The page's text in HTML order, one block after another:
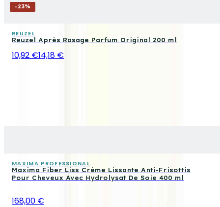
-23%
REUZEL
Reuzel Après Rasage Parfum Original 200 ml
10,92 €14,18 €
MAXIMA PROFESSIONAL
Maxima Fiber Liss Crème Lissante Anti-Frisottis
Pour Cheveux Avec Hydrolysat De Soie 400 ml
168,00 €